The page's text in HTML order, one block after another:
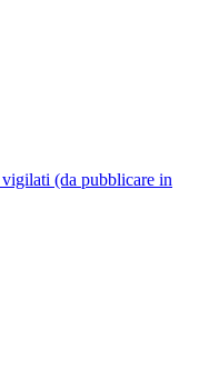
(da pubblicare in